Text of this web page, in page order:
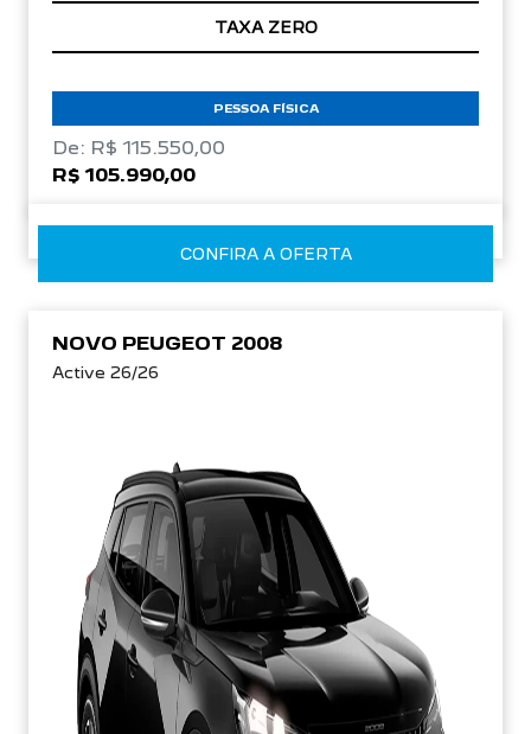
TAXA ZERO
PESSOA FÍSICA
De: R$ 115.550,00
R$ 105.990,00
CONFIRA A OFERTA
NOVO PEUGEOT 2008
Active 26/26